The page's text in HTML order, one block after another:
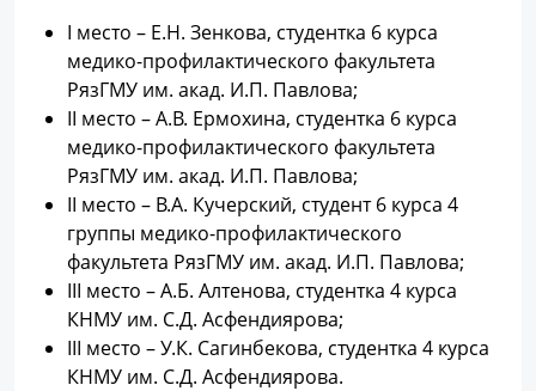
I место – Е.Н. Зенкова, студентка 6 курса
медико-профилактического факультета
РязГМУ им. акад. И.П. Павлова;
II место – А.В. Ермохина, студентка 6 курса
медико-профилактического факультета
РязГМУ им. акад. И.П. Павлова;
II место – В.А. Кучерский, студент 6 курса 4
группы медико-профилактического
факультета РязГМУ им. акад. И.П. Павлова;
III место – А.Б. Алтенова, студентка 4 курса
КНМУ им. С.Д. Асфендиярова;
III место – У.К. Сагинбекова, студентка 4 курса
КНМУ им. С.Д. Асфендиярова.